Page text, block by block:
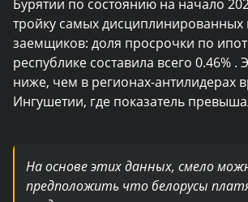
Бурятии по состоянию на начало
тройку самых дисциплинированных
заемщиков: доля просрочки по
республике составила всего 0.46% .
ниже, чем в регионах-антилидерах
Ингушетии, где показатель
На основе этих данных, смело
предположить что белорусы